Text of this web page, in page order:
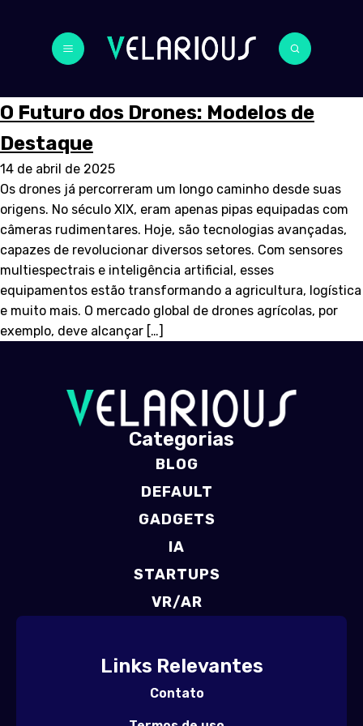
O Futuro dos Drones: Modelos de
Destaque
14 de abril de 2025
Os drones já percorreram um longo caminho desde suas
origens. No século XIX, eram apenas pipas equipadas com
câmeras rudimentares. Hoje, são tecnologias avançadas,
capazes de revolucionar diversos setores. Com sensores
multiespectrais e inteligência artificial, esses
equipamentos estão transformando a agricultura, logística
e muito mais. O mercado global de drones agrícolas, por
exemplo, deve alcançar […]
Categorias
BLOG
DEFAULT
GADGETS
IA
STARTUPS
VR/AR
Links Relevantes
Contato